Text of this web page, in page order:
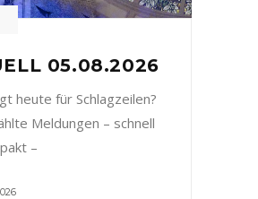
05.08.2026
heute für Schlagzeilen?
Meldungen – schnell
–